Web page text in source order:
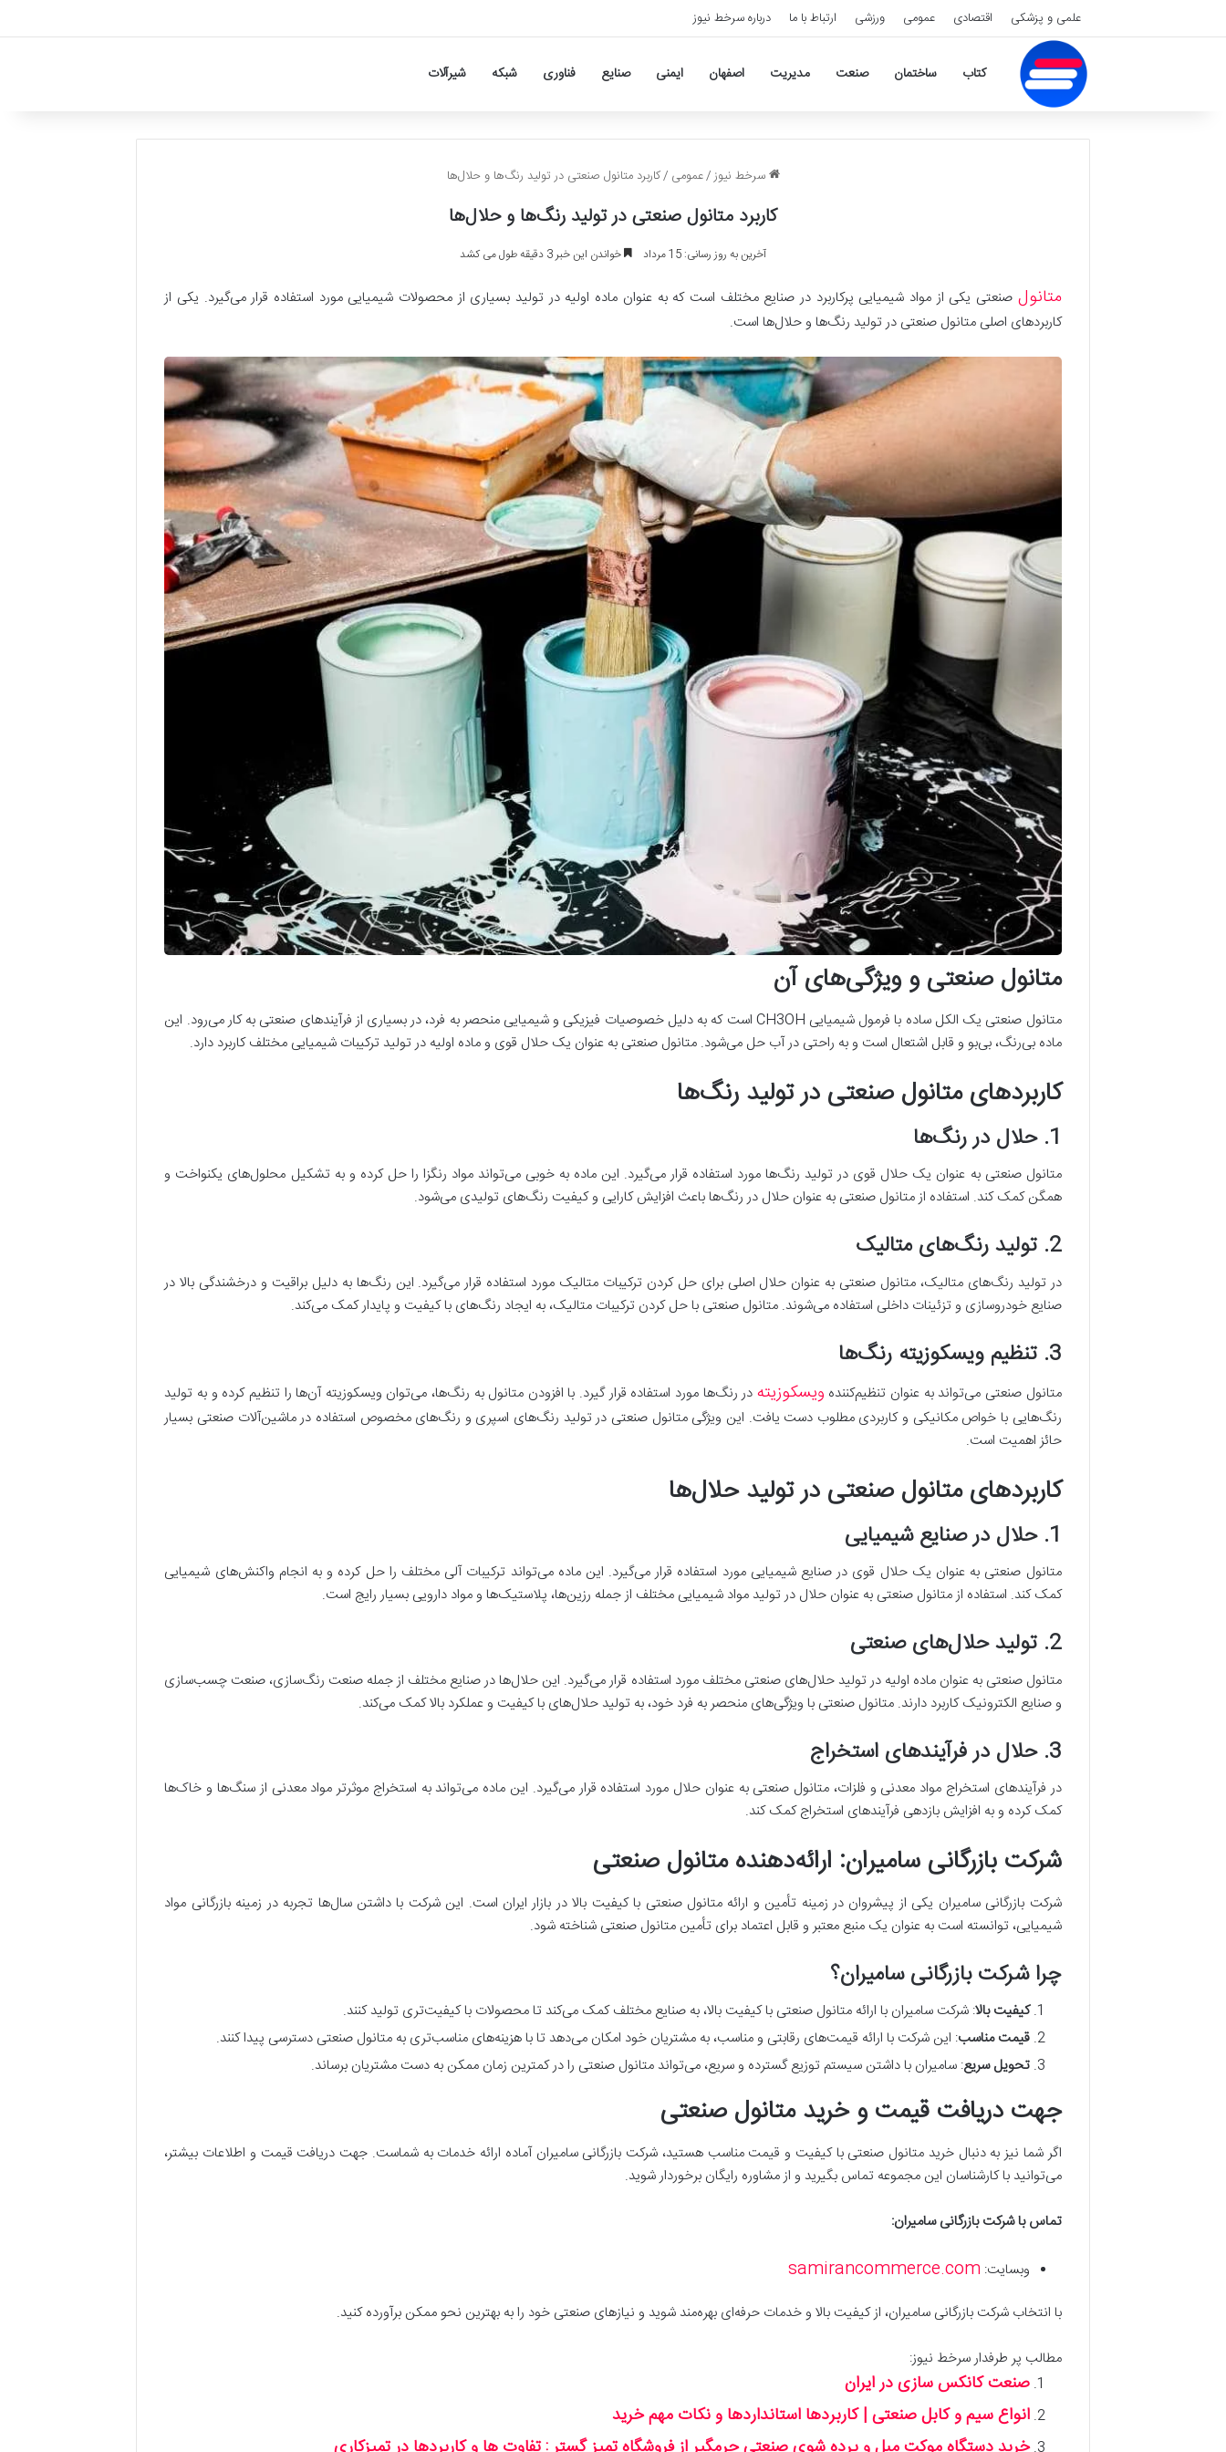
علمی و پزشکی اقتصادی عمومی ورزشی ارتباط با ما درباره سرخط نیوز
کتاب ساختمان صنعت مدیریت اصفهان ایمنی صنایع فناوری شبکه شیرآلات
سرخط نیوز/عمومی /کاربرد متانول صنعتی در تولید رنگ‌ها و حلال‌ها
کاربرد متانول صنعتی در تولید رنگ‌ها و حلال‌ها
آخرین به روز رسانی: 15 مرداد خواندن این خبر 3 دقیقه طول می کشد
متانول صنعتی یکی از مواد شیمیایی پرکاربرد در صنایع مختلف است که به عنوان ماده اولیه در تولید بسیاری از محصولات شیمیایی مورد استفاده قرار می‌گیرد. یکی از
کاربردهای اصلی متانول صنعتی در تولید رنگ‌ها و حلال‌ها است.
متانول صنعتی و ویژگی‌های آن
متانول صنعتی یک الکل ساده با فرمول شیمیایی CH3OH است که به دلیل خصوصیات فیزیکی و شیمیایی منحصر به فرد، در بسیاری از فرآیندهای صنعتی به کار می‌رود. این
ماده بی‌رنگ، بی‌بو و قابل اشتعال است و به راحتی در آب حل می‌شود. متانول صنعتی به عنوان یک حلال قوی و ماده اولیه در تولید ترکیبات شیمیایی مختلف کاربرد دارد.
کاربردهای متانول صنعتی در تولید رنگ‌ها
1. حلال در رنگ‌ها
متانول صنعتی به عنوان یک حلال قوی در تولید رنگ‌ها مورد استفاده قرار می‌گیرد. این ماده به خوبی می‌تواند مواد رنگزا را حل کرده و به تشکیل محلول‌های یکنواخت و
همگن کمک کند. استفاده از متانول صنعتی به عنوان حلال در رنگ‌ها باعث افزایش کارایی و کیفیت رنگ‌های تولیدی می‌شود.
2. تولید رنگ‌های متالیک
در تولید رنگ‌های متالیک، متانول صنعتی به عنوان حلال اصلی برای حل کردن ترکیبات متالیک مورد استفاده قرار می‌گیرد. این رنگ‌ها به دلیل براقیت و درخشندگی بالا در
صنایع خودروسازی و تزئینات داخلی استفاده می‌شوند. متانول صنعتی با حل کردن ترکیبات متالیک، به ایجاد رنگ‌های با کیفیت و پایدار کمک می‌کند.
3. تنظیم ویسکوزیته رنگ‌ها
متانول صنعتی می‌تواند به عنوان تنظیم‌کننده ویسکوزیته در رنگ‌ها مورد استفاده قرار گیرد. با افزودن متانول به رنگ‌ها، می‌توان ویسکوزیته آن‌ها را تنظیم کرده و به تولید
رنگ‌هایی با خواص مکانیکی و کاربردی مطلوب دست یافت. این ویژگی متانول صنعتی در تولید رنگ‌های اسپری و رنگ‌های مخصوص استفاده در ماشین‌آلات صنعتی بسیار
حائز اهمیت است.
کاربردهای متانول صنعتی در تولید حلال‌ها
1. حلال در صنایع شیمیایی
متانول صنعتی به عنوان یک حلال قوی در صنایع شیمیایی مورد استفاده قرار می‌گیرد. این ماده می‌تواند ترکیبات آلی مختلف را حل کرده و به انجام واکنش‌های شیمیایی
کمک کند. استفاده از متانول صنعتی به عنوان حلال در تولید مواد شیمیایی مختلف از جمله رزین‌ها، پلاستیک‌ها و مواد دارویی بسیار رایج است.
2. تولید حلال‌های صنعتی
متانول صنعتی به عنوان ماده اولیه در تولید حلال‌های صنعتی مختلف مورد استفاده قرار می‌گیرد. این حلال‌ها در صنایع مختلف از جمله صنعت رنگ‌سازی، صنعت چسب‌سازی
و صنایع الکترونیک کاربرد دارند. متانول صنعتی با ویژگی‌های منحصر به فرد خود، به تولید حلال‌های با کیفیت و عملکرد بالا کمک می‌کند.
3. حلال در فرآیندهای استخراج
در فرآیندهای استخراج مواد معدنی و فلزات، متانول صنعتی به عنوان حلال مورد استفاده قرار می‌گیرد. این ماده می‌تواند به استخراج موثرتر مواد معدنی از سنگ‌ها و خاک‌ها
کمک کرده و به افزایش بازدهی فرآیندهای استخراج کمک کند.
شرکت بازرگانی سامیران: ارائه‌دهنده متانول صنعتی
شرکت بازرگانی سامیران یکی از پیشروان در زمینه تأمین و ارائه متانول صنعتی با کیفیت بالا در بازار ایران است. این شرکت با داشتن سال‌ها تجربه در زمینه بازرگانی مواد
شیمیایی، توانسته است به عنوان یک منبع معتبر و قابل اعتماد برای تأمین متانول صنعتی شناخته شود.
چرا شرکت بازرگانی سامیران؟
کیفیت بالا: شرکت سامیران با ارائه متانول صنعتی با کیفیت بالا، به صنایع مختلف کمک می‌کند تا محصولات با کیفیت‌تری تولید کنند.
قیمت مناسب: این شرکت با ارائه قیمت‌های رقابتی و مناسب، به مشتریان خود امکان می‌دهد تا با هزینه‌های مناسب‌تری به متانول صنعتی دسترسی پیدا کنند.
تحویل سریع: سامیران با داشتن سیستم توزیع گسترده و سریع، می‌تواند متانول صنعتی را در کمترین زمان ممکن به دست مشتریان برساند.
جهت دریافت قیمت و خرید متانول صنعتی
اگر شما نیز به دنبال خرید متانول صنعتی با کیفیت و قیمت مناسب هستید، شرکت بازرگانی سامیران آماده ارائه خدمات به شماست. جهت دریافت قیمت و اطلاعات بیشتر،
می‌توانید با کارشناسان این مجموعه تماس بگیرید و از مشاوره رایگان برخوردار شوید.
تماس با شرکت بازرگانی سامیران:
وبسایت: samirancommerce.com
با انتخاب شرکت بازرگانی سامیران، از کیفیت بالا و خدمات حرفه‌ای بهره‌مند شوید و نیازهای صنعتی خود را به بهترین نحو ممکن برآورده کنید.
مطالب پر طرفدار سرخط نیوز:
صنعت کانکس سازی در ایران
انواع سیم و کابل صنعتی | کاربردها استانداردها و نکات مهم خرید